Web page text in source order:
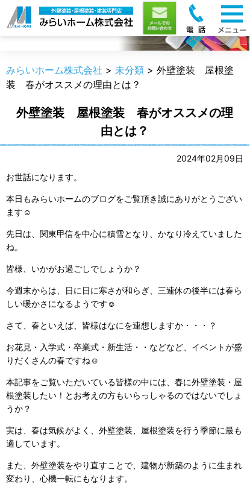
職人のうんちく
みらいホーム株式会社 > 未分類 > 外壁塗装 屋根塗
装 春がオススメの理由とは？
外壁塗装 屋根塗装 春がオススメの理
由とは？
2024年02月09日
お世話になります。
本日もみらいホームのブログをご覧頂き誠にありがとうござい
ます☺
先日は、関東甲信を中心に積雪となり、かなり冷えていました
ね。
皆様、いかがお過ごしでしょうか？
今週末からは、日に日に寒さが和らぎ、三連休の後半には春ら
しい暖かさになるようです☺
さて、春といえば、皆様はなにを連想しますか・・・？
お花見・入学式・卒業式・新生活・・などなど、イベントが盛
りだくさんの春ですね☺
本記事をご覧いただいている皆様の中には、春に外壁塗装・屋
根塗装したい！とお考えの方もいらっしゃるのではないでしょ
うか？
実は、春は気候がよく、外壁塗装、屋根塗装を行う季節に最も
適しています。
また、外壁塗装をやり直すことで、建物が新築のように生まれ
変わり、心機一転にもなります。